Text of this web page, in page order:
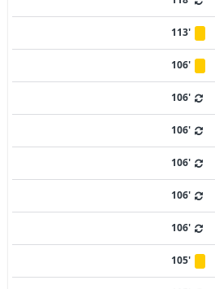
113'
106'
106'
106'
106'
106'
106'
105'